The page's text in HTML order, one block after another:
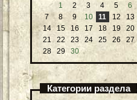
1
2 3 4 5
6
7
8 9 10 11 12
13
14
15 16 17 18 19
20
21
22 23 24 25 26
27
28
29 30
Категории раздела